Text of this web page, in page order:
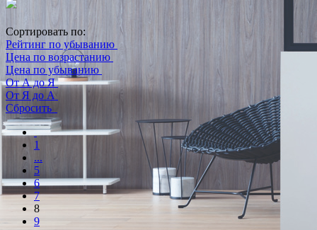
Сортировать по:
Рейтинг по убыванию
Цена по возрастанию
Цена по убыванию
От А до Я
От Я до А
Сбросить
1
...
5
6
7
8
9